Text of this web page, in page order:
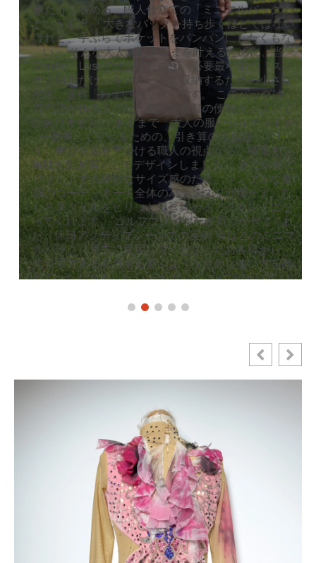
限だけを収める、職人仕立ての「ミニマルバッグ」
という選択 「大きなバッグを持ち歩くほどではない
けれど、手ぶらでポケットをパンパンにしたくもな
い」 そんな大人のわがままを叶えるために、当
Stadio Lustで仕立てたのが、必要最小限の「スマ
ホと財布だけ」をスマートに収納するための小さな
相棒、通称「ちょいバッグ」です。 このバッグは、
専門店が作るような「機能性抜群の便利グッズ」で
はありません。 あくまで「大人の服のシルエットを
一番美しく見せるための、引き算の名脇役」とし
て、舞台衣装を手掛ける職人の視点から、極限まで
無駄を削ぎ落としてデザインしました。 体に自然に
フィットする絶妙なサイズ感のため、シンプルな夏
服のコーディネート全体のバランスを邪魔せず、む
しろスタイルをピリッと引き締めるアクセントにな
ってくれます。 ゴルフプレイヤーが気づかせてくれ
た、休日アクティブシーンでの実例 実はこのミニマ
ルバッグ、過去に愛用してくださったお客様から、
作り手である私自身も驚くような意外な使い方を教
えていただきました。 それが、「ゴルフのラウンド
い」という声です。 ゴルフをプレイする際、スマホ
スイングの邪魔になるけれど、手元に置いておきた
い小道具」がたくさんありますよね。 お客様から